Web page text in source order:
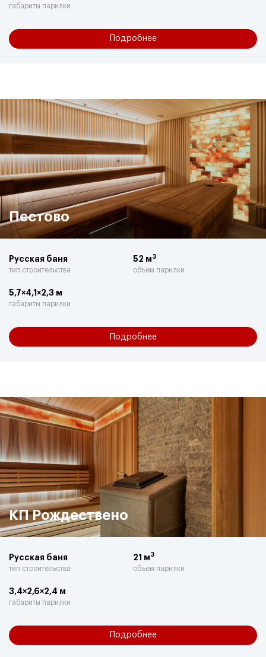
габариты парилки
Подробнее
Пестово
Русская баня
тип строительства
52 м3
объем парилки
5,7×4,1×2,3 м
габариты парилки
Подробнее
КП Рождествено
Русская баня
тип строительства
21 м3
объем парилки
3,4×2,6×2,4 м
габариты парилки
Подробнее